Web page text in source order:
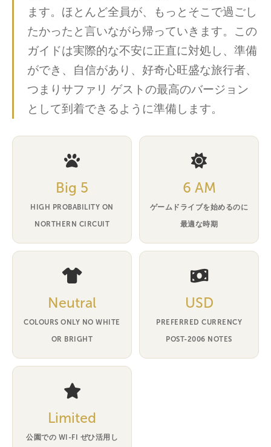
ます。ほとんど全員が、もっとそこで過ごし
たかったと言いながら帰っていきます。この
ガイドは実際的な不安に正直に対処し、準備
ができ、自信があり、好奇心旺盛な旅行者、
つまりサファリ ゲストの最高のバージョン
として到着できるように準備します。
Big 5
HIGH PROBABILITY ON
NORTHERN CIRCUIT
6 AM
ゲームドライブを始めるのに
最適な時期
Neutral
COLOURS ONLY NO WHITE
OR BRIGHT
USD
PREFERRED CURRENCY
POST-2006 NOTES
Limited
公園での WI-FI ぜひ活用し